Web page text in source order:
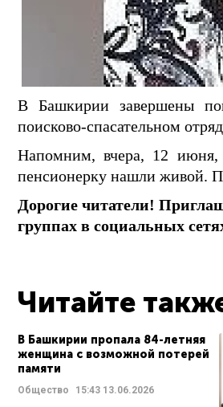
В Башкирии завершены
поисково-спасательном
Напомним, вчера, 12
пенсионерку нашли живой.
Дорогие читатели!
группах в социальных
Читайте
В Башкирии пропала 84-летняя
женщина с возможной потерей
памяти
Общество 15:43 13.06.2026